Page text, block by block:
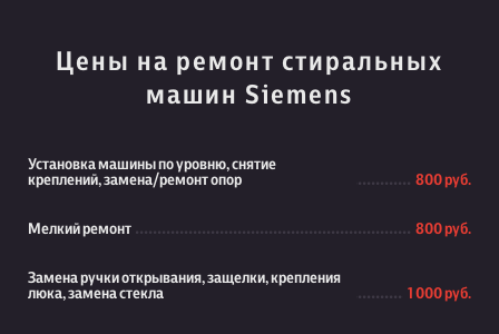
Цены на ремонт стиральных
машин Siemens
Установка машины по уровню, снятие
креплений, замена/ремонт опор
800 руб.
Мелкий ремонт 800 руб.
Замена ручки открывания, защелки, крепления
люка, замена стекла
1 000 руб.